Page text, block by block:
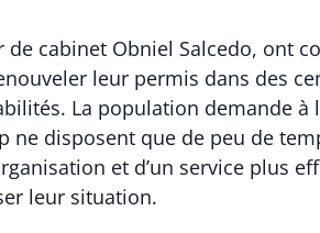
cabinet Obniel Salcedo, ont
leur permis dans des
La population demande
ne disposent que de peu de
et d’un service plus
leur situation.